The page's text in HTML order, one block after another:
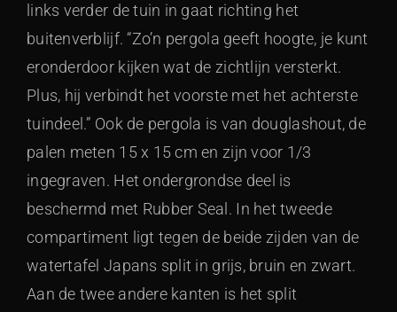
links verder de tuin in gaat richting het
buitenverblijf. “Zo’n pergola geeft hoogte, je kunt
eronderdoor kijken wat de zichtlijn versterkt.
Plus, hij verbindt het voorste met het achterste
tuindeel.” Ook de pergola is van douglashout, de
palen meten 15 x 15 cm en zijn voor 1/3
ingegraven. Het ondergrondse deel is
beschermd met Rubber Seal. In het tweede
compartiment ligt tegen de beide zijden van de
watertafel Japans split in grijs, bruin en zwart.
Aan de twee andere kanten is het split